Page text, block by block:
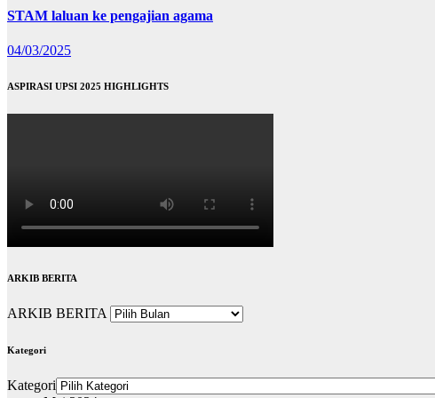
STAM laluan ke pengajian agama
04/03/2025
ASPIRASI UPSI 2025 HIGHLIGHTS
ARKIB BERITA
ARKIB BERITA
Kategori
Kategori